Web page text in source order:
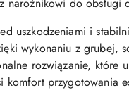
uszkodzeniami i
wykonaniu z grubej,
rozwiązanie, które
komfort przygotowania